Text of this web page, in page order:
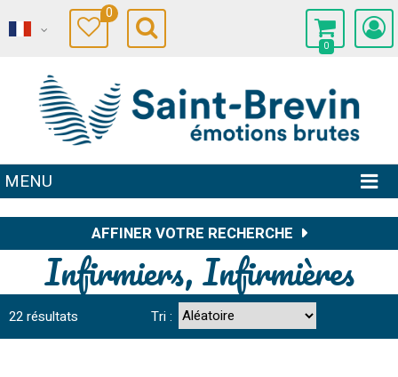
0
0
MENU
AFFINER VOTRE RECHERCHE
Infirmiers, Infirmières
22résultats Tri :